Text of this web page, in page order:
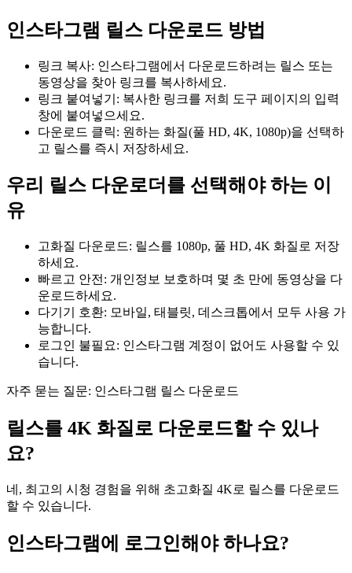
인스타그램 릴스 다운로드 방법
링크 복사: 인스타그램에서 다운로드하려는 릴스 또는
동영상을 찾아 링크를 복사하세요.
링크 붙여넣기: 복사한 링크를 저희 도구 페이지의 입력
창에 붙여넣으세요.
다운로드 클릭: 원하는 화질(풀 HD, 4K, 1080p)을 선택하
고 릴스를 즉시 저장하세요.
우리 릴스 다운로더를 선택해야 하는 이
유
고화질 다운로드: 릴스를 1080p, 풀 HD, 4K 화질로 저장
하세요.
빠르고 안전: 개인정보 보호하며 몇 초 만에 동영상을 다
운로드하세요.
다기기 호환: 모바일, 태블릿, 데스크톱에서 모두 사용 가
능합니다.
로그인 불필요: 인스타그램 계정이 없어도 사용할 수 있
습니다.
자주 묻는 질문: 인스타그램 릴스 다운로드
릴스를 4K 화질로 다운로드할 수 있나
요?
네, 최고의 시청 경험을 위해 초고화질 4K로 릴스를 다운로드
할 수 있습니다.
인스타그램에 로그인해야 하나요?